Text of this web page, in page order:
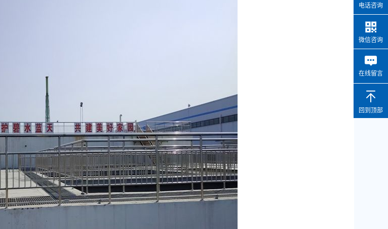
电话咨询
微信咨询
在线留言
回到顶部